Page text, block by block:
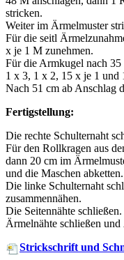
stricken.
Weiter im Ärmelmuster
Für die seitl
x je 1 M zunehmen.
Für die Armkugel nach
1 x 3, 1 x 2, 15 x je 1 und
Nach 51 cm ab Anschlag
Fertigstellung:
Die rechte Schulternaht
Für den Rollkragen aus
dann 20 cm im
und die Maschen abketten.
Die linke Schulternaht
zusammennähen.
Die Seitennähte schließen.
Ärmelnähte schließen und
Strickschrift und